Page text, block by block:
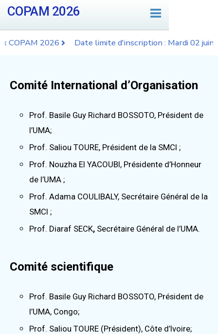
COPAM 2026
2026 Date limite d'inscription : Mardi 02 juin
Comité International d’Organisation
Prof. Basile Guy Richard BOSSOTO, Président de
l’UMA;
Prof. Saliou TOURE, Président de la SMCI ;
Prof. Nouzha El YACOUBI, Présidente d’Honneur
de l’UMA ;
Prof. Adama COULIBALY, Secrétaire Général de la
SMCI ;
Prof. Diaraf SECK, Secrétaire Général de l’UMA.
Comité scientifique
Prof. Basile Guy Richard BOSSOTO, Président de
l’UMA, Congo;
Prof. Saliou TOURE (Président), Côte d’Ivoire;